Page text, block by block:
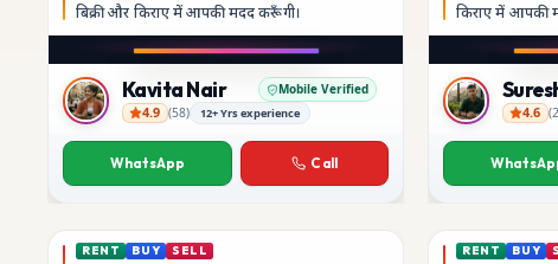
बिक्री और किराए में आपकी मददकरूँगी।
Kavita Nair
Kavita Nair Mobile Verified
4.9 (58) 12+ Yrs experience
WhatsApp Call
किराए में आपकी
Suresh
4.6 (
RENT BUY SELL RENT BUY